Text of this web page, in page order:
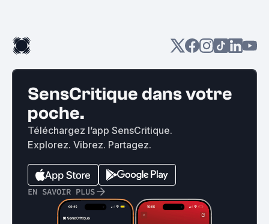
SensCritique dans votre
poche.
Téléchargez l’app SensCritique.
Explorez. Vibrez. Partagez.
EN SAVOIR PLUS